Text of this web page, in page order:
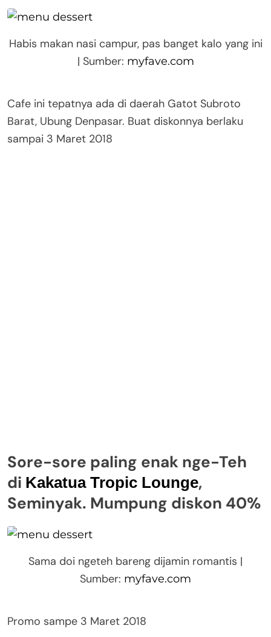
Habis makan nasi campur, pas banget kalo yang ini
| Sumber: myfave.com
Cafe ini tepatnya ada di daerah Gatot Subroto
Barat, Ubung Denpasar. Buat diskonnya berlaku
sampai 3 Maret 2018
Sore-sore paling enak nge-Teh
di Kakatua Tropic Lounge,
Seminyak. Mumpung diskon 40%
Sama doi ngeteh bareng dijamin romantis |
Sumber: myfave.com
Promo sampe 3 Maret 2018